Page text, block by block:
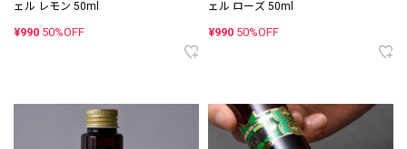
ェル レモン 50ml
¥990 50%OFF
ェル ローズ 50ml
¥990 50%OFF